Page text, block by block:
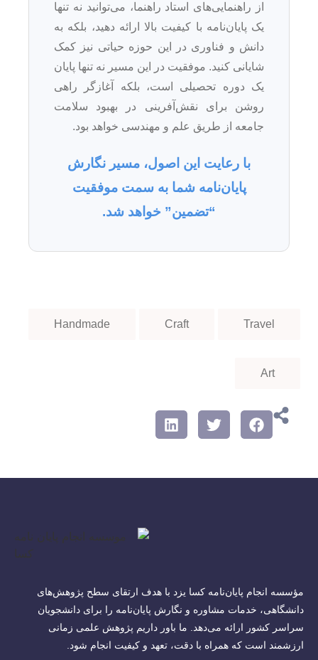
از راهنمایی‌های استاد راهنما، می‌توانید نه تنها
یک پایان‌نامه با کیفیت بالا ارائه دهید، بلکه به
دانش و فناوری در این حوزه حیاتی نیز کمک
شایانی کنید. موفقیت در این مسیر نه تنها پایان
یک دوره تحصیلی است، بلکه آغازگر راهی
روشن برای نقش‌آفرینی در بهبود سلامت
جامعه از طریق علم و مهندسی خواهد بود.
با رعایت این اصول، مسیر نگارش
پایان‌نامه شما به سمت موفقیت
“تضمین” خواهد شد.
Travel
Craft
Handmade
Art
مؤسسه انجام پایان‌نامه کسا یزد با هدف ارتقای سطح پژوهش‌های
دانشگاهی، خدمات مشاوره و نگارش پایان‌نامه را برای دانشجویان
سراسر کشور ارائه می‌دهد. ما باور داریم پژوهش علمی زمانی
ارزشمند است که همراه با دقت، تعهد و کیفیت انجام شود.